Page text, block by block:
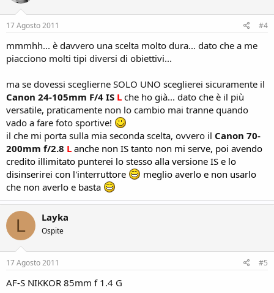
17 Agosto 2011 #4
mmmhh... è davvero una scelta molto dura... dato che a me
piacciono molti tipi diversi di obiettivi...
ma se dovessi sceglierne SOLO UNO sceglierei sicuramente il
Canon 24-105mm F/4 IS L che ho già... dato che è il più
versatile, praticamente non lo cambio mai tranne quando
vado a fare foto sportive!
il che mi porta sulla mia seconda scelta, ovvero il Canon 70-
200mm f/2.8 L anche non IS tanto non mi serve, poi avendo
credito illimitato punterei lo stesso alla versione IS e lo
disinserirei con l'interruttore
meglio averlo e non usarlo
che non averlo e basta
L Layka
Ospite
17 Agosto 2011 #5
AF-S NIKKOR 85mm f 1.4 G